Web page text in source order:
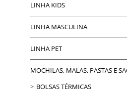
LINHA KIDS
LINHA MASCULINA
LINHA PET
MOCHILAS, MALAS, PASTAS E
BOLSAS TÉRMICAS